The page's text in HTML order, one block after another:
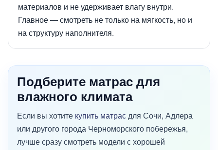
материалов и не удерживает влагу внутри.
Главное — смотреть не только на мягкость, но и
на структуру наполнителя.
Подберите матрас для
влажного климата
Если вы хотите купить матрас для Сочи, Адлера
или другого города Черноморского побережья,
лучше сразу смотреть модели с хорошей